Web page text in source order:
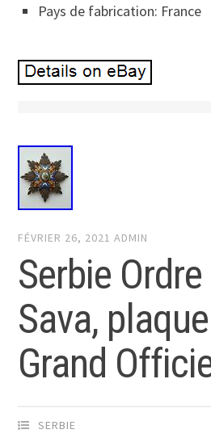
Pays de fabrication: France
FÉVRIER 26, 2021 ADMIN
Serbie
Sava,
Grand
SERBIE